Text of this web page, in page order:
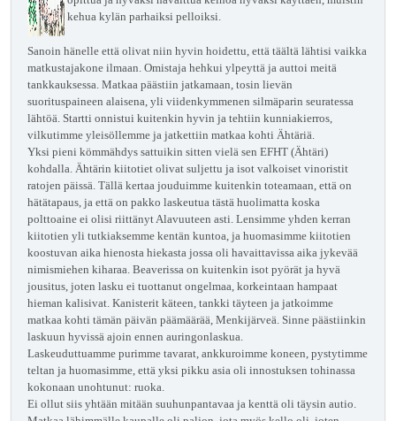
kehua kylän parhaiksi pelloiksi.
Sanoin hänelle että olivat niin hyvin hoidettu, että täältä lähtisi vaikka
matkustajakone ilmaan. Omistaja hehkui ylpeyttä ja auttoi meitä
tankkauksessa. Matkaa päästiin jatkamaan, tosin lievän
suorituspaineen alaisena, yli viidenkymmenen silmäparin seuratessa
lähtöä. Startti onnistui kuitenkin hyvin ja tehtiin kunniakierros,
vilkutimme yleisöllemme ja jatkettiin matkaa kohti Ähtäriä.
Yksi pieni kömmähdys sattuikin sitten vielä sen EFHT (Ähtäri)
kohdalla. Ähtärin kiitotiet olivat suljettu ja isot valkoiset vinoristit
ratojen päissä. Tällä kertaa jouduimme kuitenkin toteamaan, että on
hätätapaus, ja että on pakko laskeutua tästä huolimatta koska
polttoaine ei olisi riittänyt Alavuuteen asti. Lensimme yhden kerran
kiitotien yli tutkiaksemme kentän kuntoa, ja huomasimme kiitotien
koostuvan aika hienosta hiekasta jossa oli havaittavissa aika jykevää
nimismiehen kiharaa. Beaverissa on kuitenkin isot pyörät ja hyvä
jousitus, joten lasku ei tuottanut ongelmaa, korkeintaan hampaat
hieman kalisivat. Kanisterit käteen, tankki täyteen ja jatkoimme
matkaa kohti tämän päivän päämäärää, Menkijärveä. Sinne päästiinkin
laskuun hyvissä ajoin ennen auringonlaskua.
Laskeuduttuamme purimme tavarat, ankkuroimme koneen, pystytimme
teltan ja huomasimme, että yksi pikku asia oli innostuksen tohinassa
kokonaan unohtunut: ruoka.
Ei ollut siis yhtään mitään suuhunpantavaa ja kenttä oli täysin autio.